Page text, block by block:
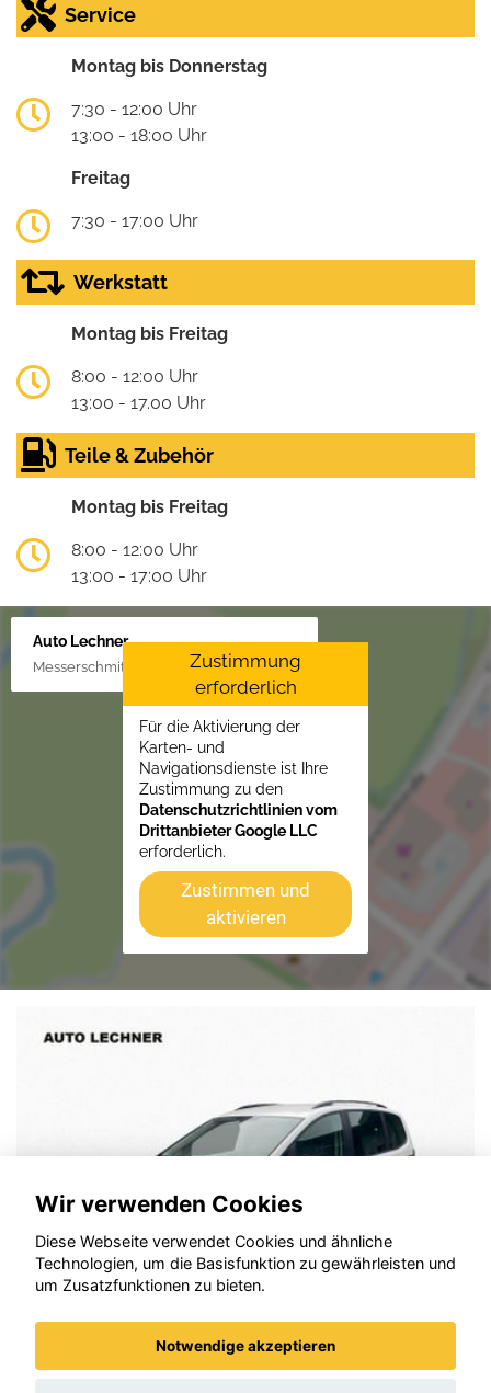
Service
Montag bis Donnerstag
7:30 - 12:00 Uhr
13:00 - 18:00 Uhr
Freitag
7:30 - 17:00 Uhr
Werkstatt
Montag bis Freitag
8:00 - 12:00 Uhr
13:00 - 17.00 Uhr
Teile & Zubehör
Montag bis Freitag
8:00 - 12:00 Uhr
13:00 - 17:00 Uhr
Auto Lechner
Messerschmittstr. 4, 86453 Dasing/Lindl
Zustimmung
erforderlich
Für die Aktivierung der
Karten- und
Navigationsdienste ist Ihre
Zustimmung zu den
Datenschutzrichtlinien vom
Drittanbieter Google LLC
erforderlich.
Zustimmen und
aktivieren
Seat Alhambra
Wir verwenden Cookies
Diese Webseite verwendet Cookies und ähnliche
Technologien, um die Basisfunktion zu gewährleisten und
um Zusatzfunktionen zu bieten.
Notwendige akzeptieren